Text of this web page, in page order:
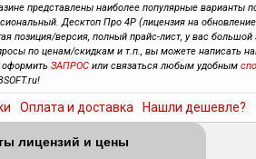
представлены наиболее популярные варианты
Десктоп Про 4Р (лицензия на
позиция/версия, полный прайс-лист, у вас большой
по ценам/скидкам и т.п., вы можете написать
оформить ЗАПРОСили связаться любым удобным
Оплата и доставка Нашли дешевле?
лицензий и цены